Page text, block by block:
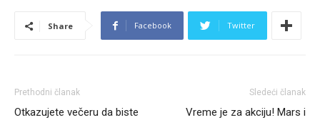
Share Facebook Twitter
Prethodni članak
Otkazujete večeru da biste
Sledeći članak
Vreme je za akciju! Mars i